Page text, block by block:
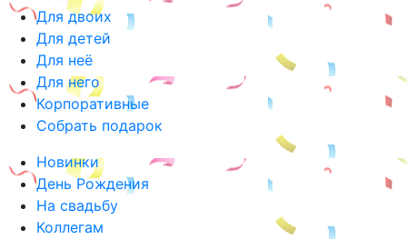
Для двоих
Для детей
Для неё
Для него
Корпоративные
Собрать подарок
Новинки
День Рождения
На свадьбу
Коллегам